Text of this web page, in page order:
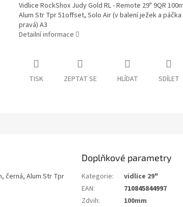
Vidlice RockShox Judy Gold RL - Remote 29" 9QR
Alum Str Tpr 51offset, Solo Air (v balení ježek a páčka
pravá) A3
Detailní informace
TISK ZEPTAT SE HLÍDAT SDÍLET
černá, Alum Str Tpr
Doplňkové parametry
Kategorie:
vidlice 29"
EAN:
710845844997
Zdvih: 100mm